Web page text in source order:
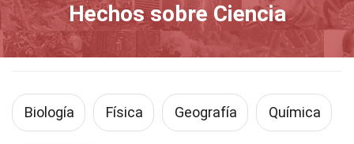
Hechos sobre Ciencia
Biología Física Geografía Química